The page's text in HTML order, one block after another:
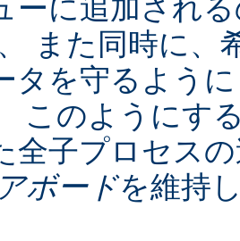
ーに追加され
また同時に、
タを守るよう
このようにす
全子プロセス
ボードを維持